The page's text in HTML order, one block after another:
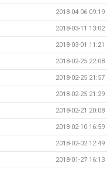
2018-04-06 09:19
2018-03-11 13:02
2018-03-01 11:21
2018-02-25 22:08
2018-02-25 21:57
2018-02-25 21:29
2018-02-21 20:08
2018-02-10 16:59
2018-02-02 12:49
2018-01-27 16:13